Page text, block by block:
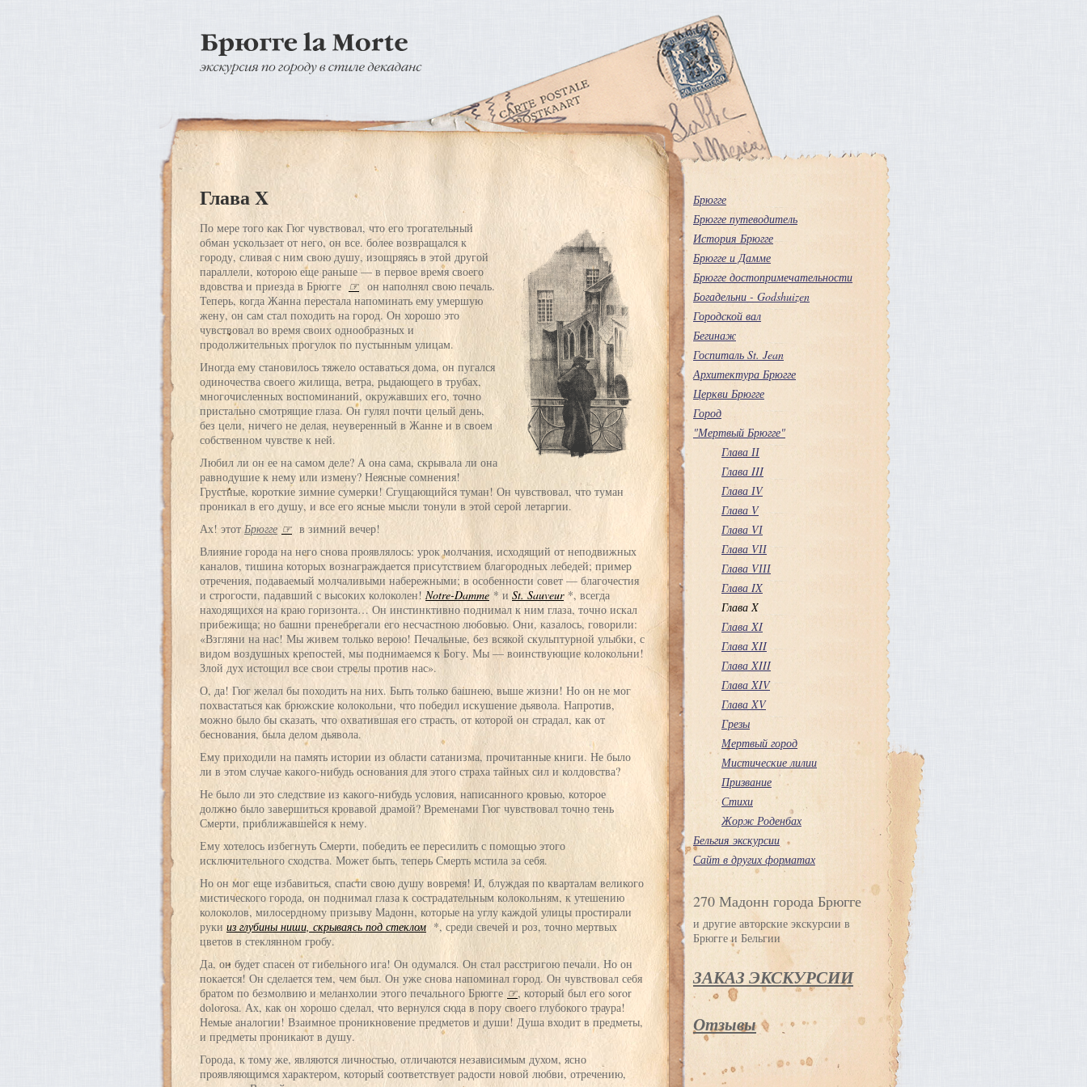
Глава X
По мере того как Гюг чувствовал, что его трогательный
обман ускользает от него, он все. более возвращался к
городу, сливая с ним свою душу, изощряясь в этой другой
параллели, которою еще раньше — в первое время своего
вдовства и приезда в Брюгге ☞ он наполнял свою печаль.
Теперь, когда Жанна перестала напоминать ему умершую
жену, он сам стал походить на город. Он хорошо это
чувствовал во время своих однообразных и
продолжительных прогулок по пустынным улицам.
Иногда ему становилось тяжело оставаться дома, он пугался
одиночества своего жилища, ветра, рыдающего в трубах,
многочисленных воспоминаний, окружавших его, точно
пристально смотрящие глаза. Он гулял почти целый день,
без цели, ничего не делая, неуверенный в Жанне и в своем
собственном чувстве к ней.
Любил ли он ее на самом деле? А она сама, скрывала ли она
равнодушие к нему или измену? Неясные сомнения!
Грустные, короткие зимние сумерки! Сгущающийся туман! Он чувствовал, что туман
проникал в его душу, и все его ясные мысли тонули в этой серой летаргии.
Ах! этотБрюгге ☞ в зимний вечер!
Влияние города на него снова проявлялось: урок молчания, исходящий от неподвижных
каналов, тишина которых вознаграждается присутствием благородных лебедей; пример
отречения, подаваемый молчаливыми набережными; в особенности совет — благочестия
и строгости, падавший с высоких колоколен! Notre-Damme * и St. Sauveur*, всегда
находящихся на краю горизонта… Он инстинктивно поднимал к ним глаза, точно искал
прибежища; но башни пренебрегали его несчастною любовью. Они, казалось, говорили:
«Взгляни на нас! Мы живем только верою! Печальные, без всякой скульптурной улыбки, с
видом воздушных крепостей, мы поднимаемся к Богу. Мы — воинствующие колокольни!
Злой дух истощил все свои стрелы против нас».
О, да! Гюг желал бы походить на них. Быть только башнею, выше жизни! Но он не мог
похвастаться как брюжские колокольни, что победил искушение дьявола. Напротив,
можно было бы сказать, что охватившая его страсть, от которой он страдал, как от
беснования, была делом дьявола.
Ему приходили на память истории из области сатанизма, прочитанные книги. Не было
ли в этом случае какого-нибудь основания для этого страха тайных сил и колдовства?
Не было ли это следствие из какого-нибудь условия, написанного кровью, которое
должно было завершиться кровавой драмой? Временами Гюг чувствовал точно тень
Смерти, приближавшейся к нему.
Ему хотелось избегнуть Смерти, победить ее пересилить с помощью этого
исключительного сходства. Может быть, теперь Смерть мстила за себя.
Но он мог еще избавиться, спасти свою душу вовремя! И, блуждая по кварталам великого
мистического города, он поднимал глаза к сострадательным колокольням, к утешению
колоколов, милосердному призыву Мадонн, которые на углу каждой улицы простирали
руки из глубины ниши, скрываясь под стеклом *, среди свечей и роз, точно мертвых
цветов в стеклянном гробу.
Да, он будет спасен от гибельного ига! Он одумался. Он стал расстригою печали. Но он
покается! Он сделается тем, чем был. Он уже снова напоминал город. Он чувствовал себя
братом по безмолвию и меланхолии этого печального Брюгге ☞, который был его soror
dolorosa. Ах, как он хорошо сделал, что вернулся сюда в пору своего глубокого траура!
Немые аналогии! Взаимное проникновение предметов и души! Душа входит в предметы,
и предметы проникают в душу.
Города, к тому же, являются личностью, отличаются независимым духом, ясно
проявляющимся характером, который соответствует радости новой любви, отречению,
Брюгге
Брюгге путеводитель
История Брюгге
Брюгге и Дамме
Брюгге достопримечательности
Богадельни - Godshuizen
Городской вал
Бегинаж
Госпиталь St. Jean
Архитектура Брюгге
Церкви Брюгге
Город
"Мертвый Брюгге"
Глава ІІ
Глава III
Глава ІV
Глава V
Глава VІ
Глава VІІ
Глава VІІІ
Глава IX
Глава X
Глава XI
Глава XII
Глава XIII
Глава XIV
Глава XV
Грезы
Мертвый город
Мистические лилии
Призвание
Стихи
Жорж Роденбах
Бельгия экскурсии
Сайт в других форматах
270 Мадонн города Брюгге
и другие авторские экскурсии в
Брюгге и Бельгии
ЗАКАЗ ЭКСКУРСИИ
Отзывы